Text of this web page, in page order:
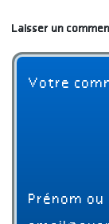
Laisser un